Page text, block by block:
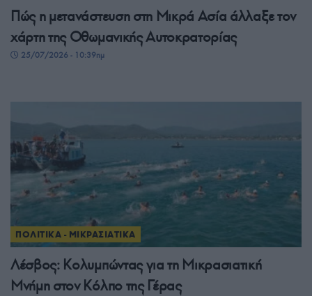
Πώς η μετανάστευση στη Μικρά Ασία άλλαξε τον
χάρτη της Οθωμανικής Αυτοκρατορίας
25/07/2026 - 10:39πμ
ΠΟΛΙΤΙΚΑ - ΜΙΚΡΑΣΙΑΤΙΚΑ
Λέσβος: Κολυμπώντας για τη Μικρασιατική
Μνήμη στον Κόλπο της Γέρας